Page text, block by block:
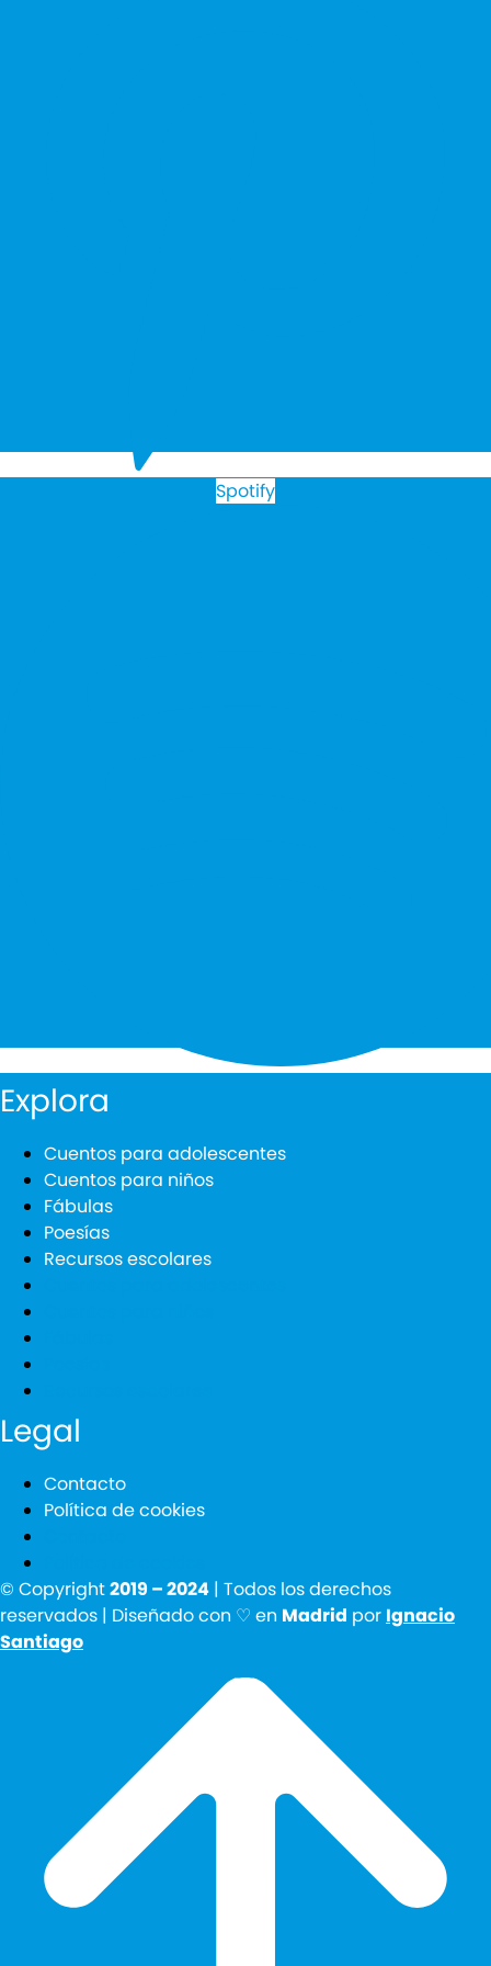
Spotify
Explora
Cuentos para adolescentes
Cuentos para niños
Fábulas
Poesías
Recursos escolares
Legal
Contacto
Política de cookies
© Copyright2019 – 2024 | Todos los derechos
reservados | Diseñado con ♡ en Madrid por Ignacio
Santiago